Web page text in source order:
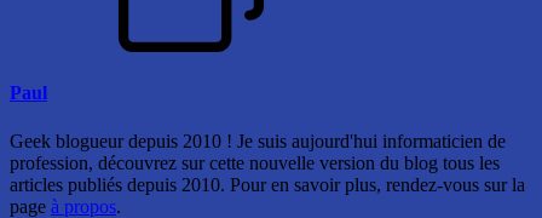
Paul
Geek blogueur depuis 2010 ! Je suis aujourd'hui informaticien de
profession, découvrez sur cette nouvelle version du blog tous les
articles publiés depuis 2010. Pour en savoir plus, rendez-vous sur la
page à propos.